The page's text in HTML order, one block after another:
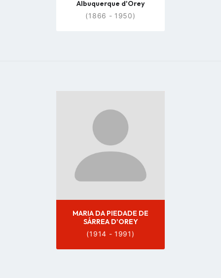
Albuquerque d'Orey
(1866 - 1950)
profile
page
MARIA DA PIEDADE DE
SÁRREA D'OREY
(1914 - 1991)